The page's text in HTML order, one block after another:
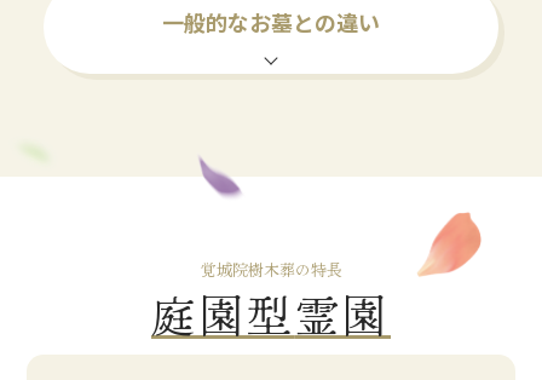
一般的なお墓との違い
覚城院樹木葬の特長
庭園型霊園